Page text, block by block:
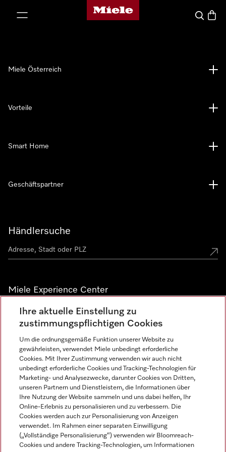
Miele-Homepage
Suche
Händlersuche
Miele Experience Center
Alle Miele Experience Center anzeigen
Newsletter
Miele Österreich
Vorteile
Smart Home
Geschäftspartner
Miele auf Instagram
Miele auf Facebook
Miele auf Youtube
Ihre aktuelle Einstellung zu
zustimmungspflichtigen Cookies
Um die ordnungsgemäße Funktion unserer Website zu
gewährleisten, verwendet Miele unbedingt erforderliche
Cookies. Mit Ihrer Zustimmung verwenden wir auch nicht
unbedingt erforderliche Cookies und Tracking-Technologien für
Marketing- und Analysezwecke, darunter Cookies von Dritten,
unseren Partnern und Dienstleistern, die Informationen über
Ihre Nutzung der Website sammeln und uns dabei helfen, Ihr
Online-Erlebnis zu personalisieren und zu verbessern. Die
Cookies werden auch zur Personalisierung von Anzeigen
verwendet. Im Rahmen einer separaten Einwilligung
(„Vollständige Personalisierung“) verwenden wir Bloomreach-
Cookies und andere Tracking-Technologien, um Informationen